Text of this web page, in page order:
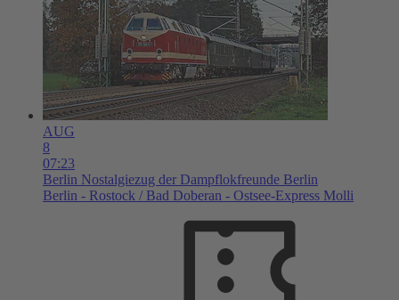
AUG
8
07:23
Berlin Nostalgiezug der Dampflokfreunde Berlin
Berlin - Rostock / Bad Doberan - Ostsee-Express Molli